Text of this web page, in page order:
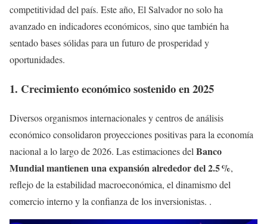
competitividad del país. Este año, El Salvador no solo ha
avanzado en indicadores económicos, sino que también ha
sentado bases sólidas para un futuro de prosperidad y
oportunidades.
1. Crecimiento económico sostenido en 2025
Diversos organismos internacionales y centros de análisis
económico consolidaron proyecciones positivas para la economía
nacional a lo largo de 2026. Las estimaciones del Banco
Mundial mantienen una expansión alrededor del 2.5 %,
reflejo de la estabilidad macroeconómica, el dinamismo del
comercio interno y la confianza de los inversionistas. .